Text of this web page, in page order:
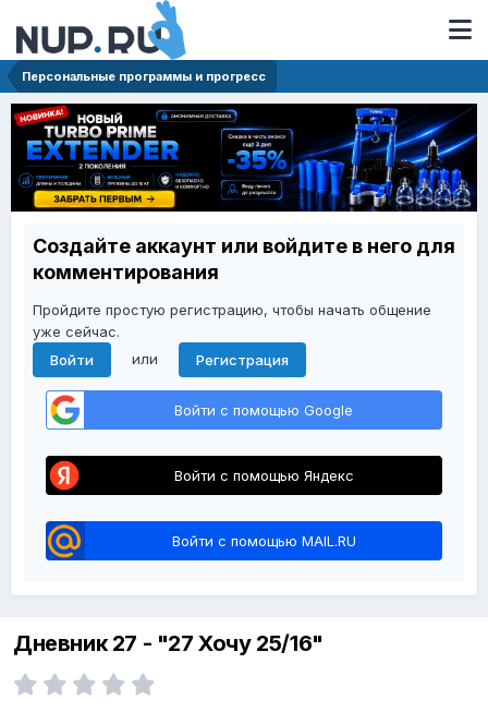
Персональные программы и прогресс
Создайте аккаунт или войдите в него для
комментирования
Пройдите простую регистрацию, чтобы начать общение
уже сейчас.
Войти
или Регистрация
Войти с помощью Google
Войти с помощью Яндекс
Войти с помощью MAIL.RU
Дневник 27 - "27 Хочу 25/16"